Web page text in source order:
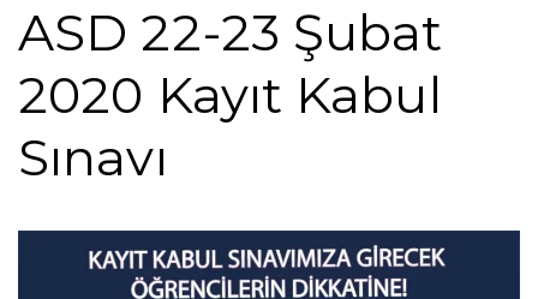
ASD 22-23 Şubat
2020 Kayıt Kabul
Sınavı